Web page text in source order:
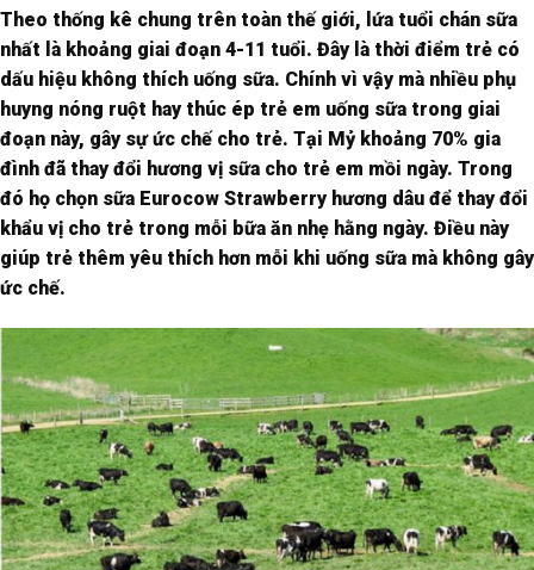
Theo thống kê chung trên toàn thế giới, lứa tuổi chán sữa
nhất là khoảng giai đoạn 4-11 tuổi. Đây là thời điểm trẻ có
dấu hiệu không thích uống sữa. Chính vì vậy mà nhiều phụ
huyng nóng ruột hay thúc ép trẻ em uống sữa trong giai
đoạn này, gây sự ức chế cho trẻ. Tại Mỷ khoảng 70% gia
đình đã thay đổi hương vị sữa cho trẻ em mồi ngày. Trong
đó họ chọn sữa Eurocow Strawberry hương dâu để thay đổi
khẩu vị cho trẻ trong mỗi bữa ăn nhẹ hằng ngày. Điều này
giúp trẻ thêm yêu thích hơn mỗi khi uống sữa mà không gây
ức chế.